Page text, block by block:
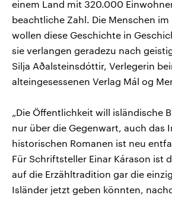
einem Land mit 320.000
beachtliche Zahl. Die Menschen im
wollen diese Geschichte in
sie verlangen geradezu nach
Silja Aðalsteinsdóttir, Verlegerin
alteingesessenen Verlag Mál og
„Die Öffentlichkeit will isländische
nur über die Gegenwart, auch das
historischen Romanen ist neu
Für Schriftsteller Einar Kárason ist
auf die Erzähltradition gar die
Isländer jetzt geben könnten,